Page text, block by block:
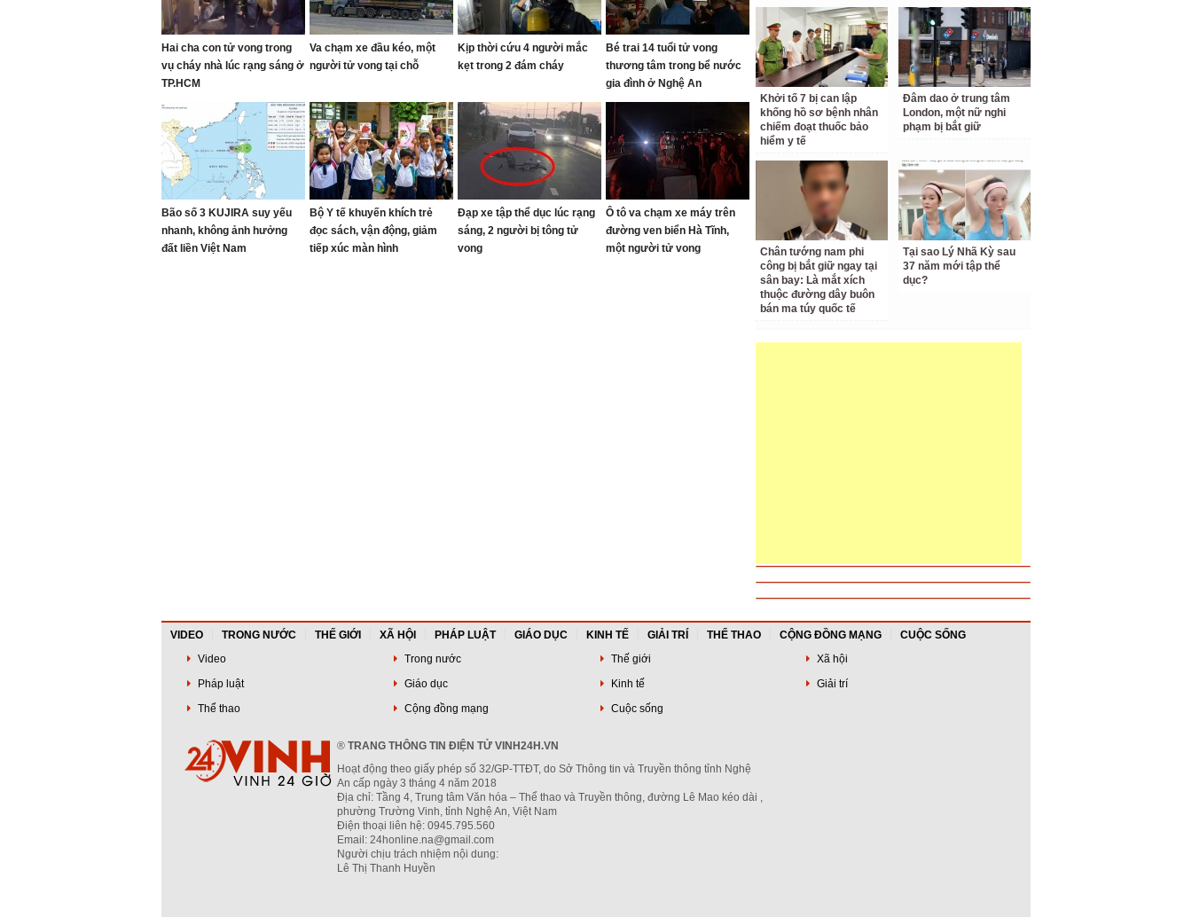
Hai cha con tử vong trong
vụ cháy nhà lúc rạng sáng ở
TP.HCM
Va chạm xe đầu kéo, một
người tử vong tại chỗ
Kịp thời cứu 4 người mắc
kẹt trong 2 đám cháy
Bé trai 14 tuổi tử vong
thương tâm trong bể nước
gia đình ở Nghệ An
Bão số 3 KUJIRA suy yếu
nhanh, không ảnh hưởng
đất liền Việt Nam
Bộ Y tế khuyến khích trẻ
đọc sách, vận động, giảm
tiếp xúc màn hình
Đạp xe tập thể dục lúc rạng
sáng, 2 người bị tông tử
vong
Ô tô va chạm xe máy trên
đường ven biển Hà Tĩnh,
một người tử vong
Khởi tố 7 bị can lập
khống hồ sơ bệnh nhân
chiếm đoạt thuốc bảo
hiểm y tế
Đâm dao ở trung tâm
London, một nữ nghi
phạm bị bắt giữ
Chân tướng nam phi
công bị bắt giữ ngay tại
sân bay: Là mắt xích
thuộc đường dây buôn
bán ma túy quốc tế
Tại sao Lý Nhã Kỳ sau
37 năm mới tập thể
dục?
VIDEO TRONG NƯỚC THẾ GIỚI XÃ HỘI PHÁP LUẬT GIÁO DỤC KINH TẾ GIẢI TRÍ THỂ THAO CỘNG ĐỒNG MẠNG
CUỘC SỐNG
Video
Trong nước Thế giới
Xã hội
Pháp luật
Giáo dục Kinh tế
Giải trí
Thể thao
Cộng đồng mạng Cuộc sống
® TRANG THÔNG TIN ĐIỆN TỬ VINH24H.VN
Hoạt động theo giấy phép số 32/GP-TTĐT, do Sở Thông tin và Truyền thông tỉnh Nghệ
An cấp ngày 3 tháng 4 năm 2018
Địa chỉ: Tầng 4, Trung tâm Văn hóa – Thể thao và Truyền thông, đường Lê Mao kéo dài ,
phường Trường Vinh, tỉnh Nghệ An, Việt Nam
Điện thoại liên hệ: 0945.795.560
Email: 24honline.na@gmail.com
Người chịu trách nhiệm nội dung:
Lê Thị Thanh Huyền